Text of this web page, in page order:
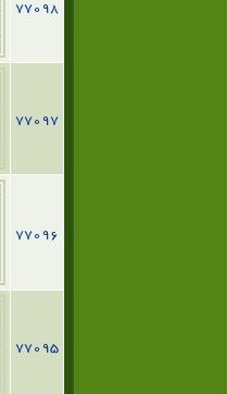
77098
77097
77096
77095